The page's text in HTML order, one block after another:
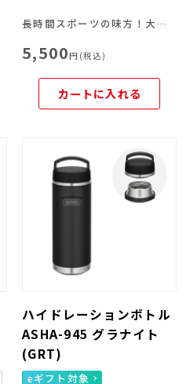
長時間スポーツの味方！大容量＆冷たさキープ
5,500円(税込)
カートに入れる
ハイドレーションボトル
ASHA-945 グラナイト
(GRT)
eギフト対象